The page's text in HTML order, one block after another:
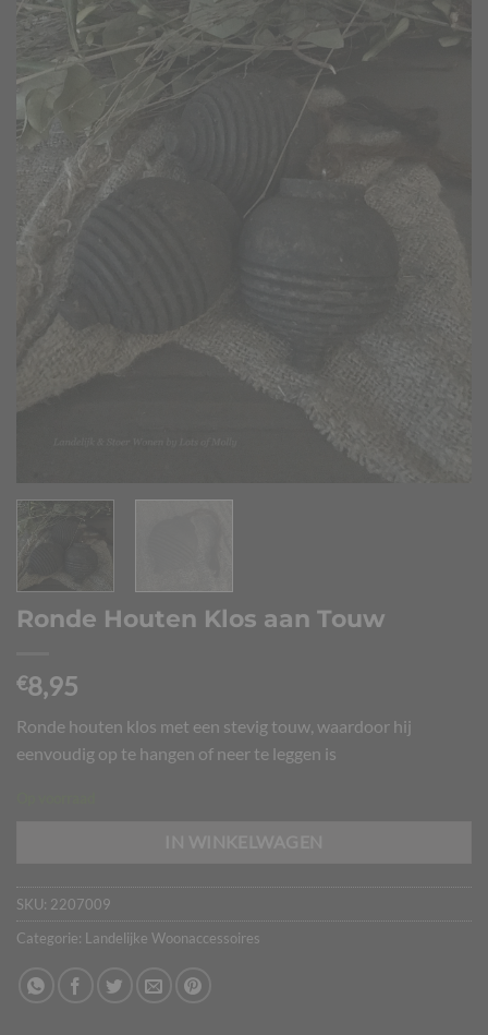
Ronde Houten Klos aan Touw
€8,95
Ronde houten klos met een stevig touw, waardoor hij
eenvoudig op te hangen of neer te leggen is
SKU: 2207009
Categorie: Landelijke Woonaccessoires